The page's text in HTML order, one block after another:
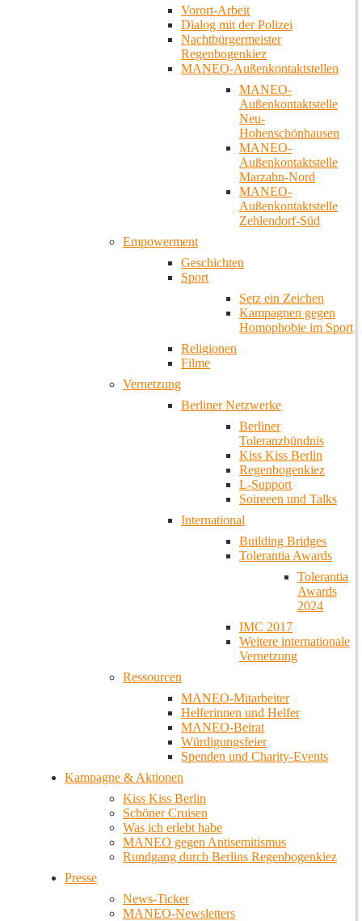
Vorort-Arbeit
Dialog mit der Polizei
Nachtbürgermeister
Regenbogenkiez
MANEO-Außenkontaktstellen
MANEO-
Außenkontaktstelle
Neu-
Hohenschönhausen
MANEO-
Außenkontaktstelle
Marzahn-Nord
MANEO-
Außenkontaktstelle
Zehlendorf-Süd
Empowerment
Geschichten
Sport
Setz ein Zeichen
Kampagnen gegen
Homophobie im Sport
Religionen
Filme
Vernetzung
Berliner Netzwerke
Berliner
Toleranzbündnis
Kiss Kiss Berlin
Regenbogenkiez
L-Support
Soireeen und Talks
International
Building Bridges
Tolerantia Awards
Tolerantia
Awards
2024
IMC 2017
Weitere internationale
Vernetzung
Ressourcen
MANEO-Mitarbeiter
Helferinnen und Helfer
MANEO-Beirat
Würdigungsfeier
Spenden und Charity-Events
Kampagne & Aktionen
Kiss Kiss Berlin
Schöner Cruisen
Was ich erlebt habe
MANEO gegen Antisemitismus
Rundgang durch Berlins Regenbogenkiez
Presse
News-Ticker
MANEO-Newsletters